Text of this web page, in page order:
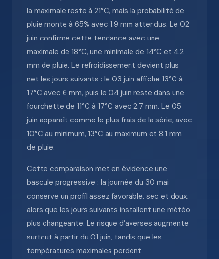
la maximale reste à 21°C, mais la probabilité de
pluie monte à 65% avec 1.9 mm attendus. Le 02
juin confirme cette tendance avec une
maximale de 18°C, une minimale de 14°C et 4.2
mm de pluie. Le refroidissement devient plus
net les jours suivants : le 03 juin affiche 13°C à
17°C avec 6 mm, puis le 04 juin reste dans une
fourchette de 11°C à 17°C avec 2.7 mm. Le 05
juin apparaît comme le plus frais de la série, avec
10°C au minimum, 13°C au maximum et 8.1 mm
de pluie.
Cette comparaison met en évidence une
bascule progressive : la journée du 30 mai
conserve un profil assez favorable, sec et doux,
alors que les jours suivants installent une météo
plus changeante. Le risque d’averses augmente
surtout à partir du 01 juin, tandis que les
températures maximales perdent